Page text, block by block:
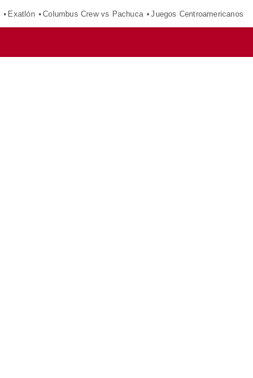
Exatlón Columbus Crew vs Pachuca Juegos Centroamericanos